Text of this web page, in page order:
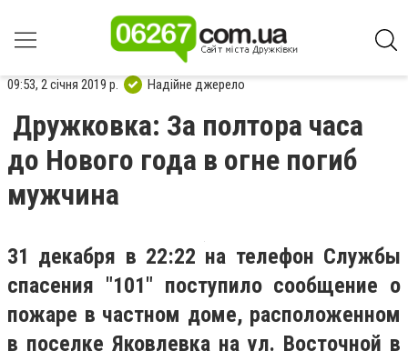
09:53, 2 січня 2019 р. Надійне джерело
Дружковка: За полтора часа
до Нового года в огне погиб
мужчина
31 декабря в 22:22 на телефон Службы
спасения "101" поступило сообщение о
пожаре в частном доме, расположенном
в поселке Яковлевка на ул. Восточной в